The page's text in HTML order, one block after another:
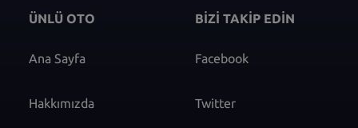
ÜNLÜ OTO
Ana Sayfa
Hakkımızda
BİZİ TAKİP EDİN
Facebook
Twitter